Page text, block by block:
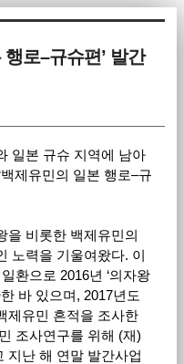
로–규슈편’ 발간
일본 규슈 지역에 남아
제유민의 일본 행로–규
을 비롯한 백제유민의
노력을 기울여왔다. 이
환으로 2016년 ‘의자왕
바 있으며, 2017년도
제유민 흔적을 조사한
조사연구를 위해 (재)
지난 해 연말 발간사업
치북5
치북5